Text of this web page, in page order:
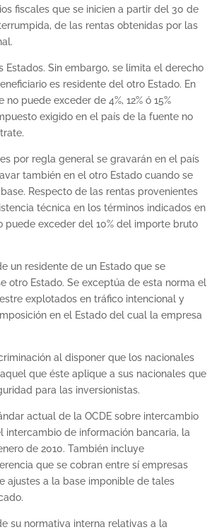
fiscales que se inicien a partir del 30 de
de las rentas obtenidas por las
Estados. Sin embargo, se limita el derecho
es residente del otro Estado. En
puede exceder de 4%, 12% ó 15%
exigido en el país de la fuente no
por regla general se gravarán en el país
también en el otro Estado cuando se
Respecto de las rentas provenientes
técnica en los términos indicados en
puede exceder del 10% del importe bruto
un residente de un Estado que se
otro Estado. Se exceptúa de esta norma el
explotados en tráfico intencional y
en el Estado del cual la empresa
al disponer que los nacionales
que éste aplique a sus nacionales que
para las inversionistas.
actual de la OCDE sobre intercambio
intercambio de información bancaria, la
de 2010. También incluye
que se cobran entre sí empresas
ajustes a la base imponible de tales
su normativa interna relativas a la